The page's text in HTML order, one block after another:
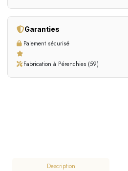
Garanties
Paiement sécurisé
Fabrication à Pérenchies (59)
Description